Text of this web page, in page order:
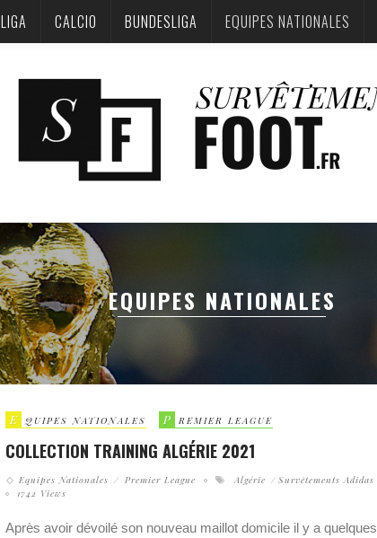
LIGA CALCIO BUNDESLIGA‎ EQUIPES NATIONALES
EQUIPES NATIONALES
E QUIPES NATIONALES P REMIER LEAGUE
COLLECTION TRAINING ALGÉRIE 2021
Equipes Nationales Premier League Algérie
Survêtements Adidas
1742 Views
Après avoir dévoilé son nouveau maillot domicile il y a quelques